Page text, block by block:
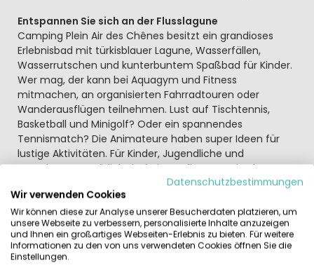
Entspannen Sie sich an der Flusslagune
Camping Plein Air des Chênes besitzt ein grandioses
Erlebnisbad mit türkisblauer Lagune, Wasserfällen,
Wasserrutschen und kunterbuntem Spaßbad für Kinder.
Wer mag, der kann bei Aquagym und Fitness
mitmachen, an organisierten Fahrradtouren oder
Wanderausflügen teilnehmen. Lust auf Tischtennis,
Basketball und Minigolf? Oder ein spannendes
Tennismatch? Die Animateure haben super Ideen für
lustige Aktivitäten. Für Kinder, Jugendliche und
Erwachsene. Natürlich darf ein Ausflug ans Mittelmeer
nicht fehlen! Genießen Sie die herrlichen Strände von
Mauguio-Carnon, Palavas-les-Flots und La Grande-
Motte.
Haben Sie keine Lust, im Urlaub selbst zu kochen? Es gibt
Alternativen! Im Restaurant von Camping Plein Air des
Datenschutzbestimmungen
Wir verwenden Cookies
Wir können diese zur Analyse unserer Besucherdaten platzieren, um
unsere Webseite zu verbessern, personalisierte Inhalte anzuzeigen
und Ihnen ein großartiges Webseiten-Erlebnis zu bieten. Für weitere
Informationen zu den von uns verwendeten Cookies öffnen Sie die
Einstellungen.